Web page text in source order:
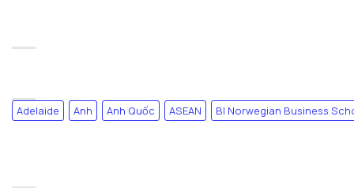
Adelaide Anh Anh Quốc ASEAN BI Norwegian Business